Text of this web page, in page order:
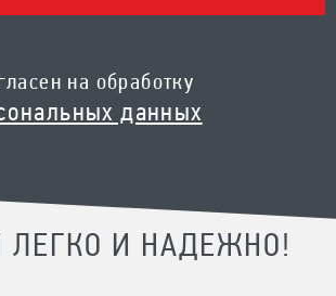
на обработку
данных
ЛЕГКО И НАДЕЖНО!